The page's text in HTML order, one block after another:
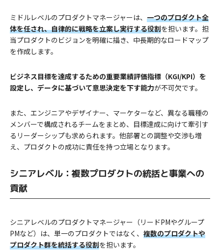
ミドルレベルのプロダクトマネージャーは、 一つのプロダクト全
体を任され、自律的に戦略を立案し実行する役割を担います。担
当プロダクトのビジョンを明確に描き、中長期的なロードマップ
を作成します。
ビジネス目標を達成するための重要業績評価指標（KGI/KPI）を
設定し、データに基づいて意思決定を下す能力が不可欠です。
また、エンジニアやデザイナー、マーケターなど、異なる職種の
メンバーで構成されるチームをまとめ、目標達成に向けて牽引す
るリーダーシップも求められます。他部署との調整や交渉も増
え、プロダクトの成功に責任を持つ立場となります。
シニアレベル：複数プロダクトの統括と事業への
貢献
シニアレベルのプロダクトマネージャー（リードPMやグループ
PMなど）は、単一のプロダクトではなく、 複数のプロダクトや
プロダクト群を統括する役割を担います。